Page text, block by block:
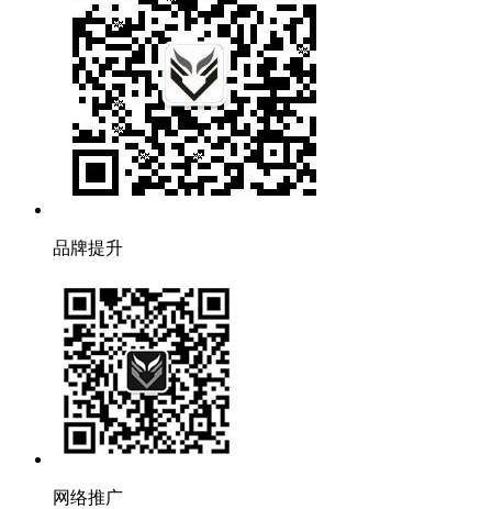
品牌提升
网络推广